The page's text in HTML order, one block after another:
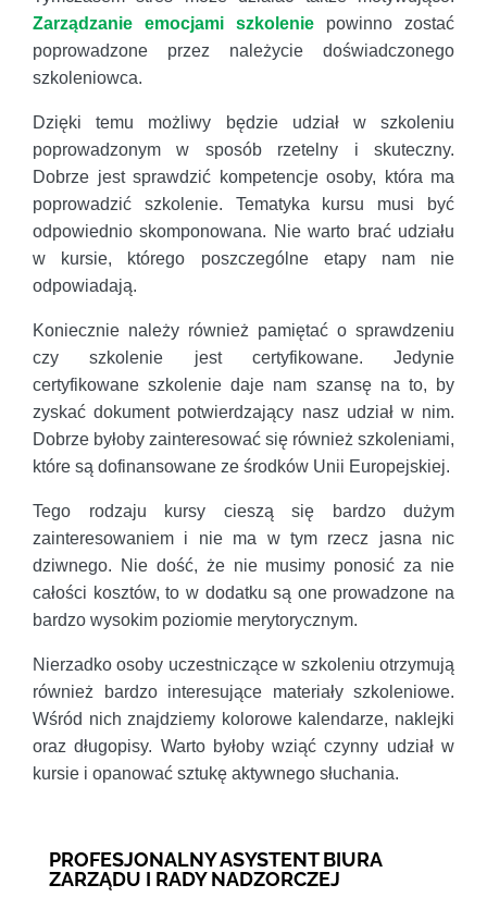
Zarządzanie emocjami szkolenie powinno zostać
poprowadzone przez należycie doświadczonego
szkoleniowca.
Dzięki temu możliwy będzie udział w szkoleniu
poprowadzonym w sposób rzetelny i skuteczny.
Dobrze jest sprawdzić kompetencje osoby, która ma
poprowadzić szkolenie. Tematyka kursu musi być
odpowiednio skomponowana. Nie warto brać udziału
w kursie, którego poszczególne etapy nam nie
odpowiadają.
Koniecznie należy również pamiętać o sprawdzeniu
czy szkolenie jest certyfikowane. Jedynie
certyfikowane szkolenie daje nam szansę na to, by
zyskać dokument potwierdzający nasz udział w nim.
Dobrze byłoby zainteresować się również szkoleniami,
które są dofinansowane ze środków Unii Europejskiej.
Tego rodzaju kursy cieszą się bardzo dużym
zainteresowaniem i nie ma w tym rzecz jasna nic
dziwnego. Nie dość, że nie musimy ponosić za nie
całości kosztów, to w dodatku są one prowadzone na
bardzo wysokim poziomie merytorycznym.
Nierzadko osoby uczestniczące w szkoleniu otrzymują
również bardzo interesujące materiały szkoleniowe.
Wśród nich znajdziemy kolorowe kalendarze, naklejki
oraz długopisy. Warto byłoby wziąć czynny udział w
kursie i opanować sztukę aktywnego słuchania.
PROFESJONALNY ASYSTENT BIURA
ZARZĄDU I RADY NADZORCZEJ